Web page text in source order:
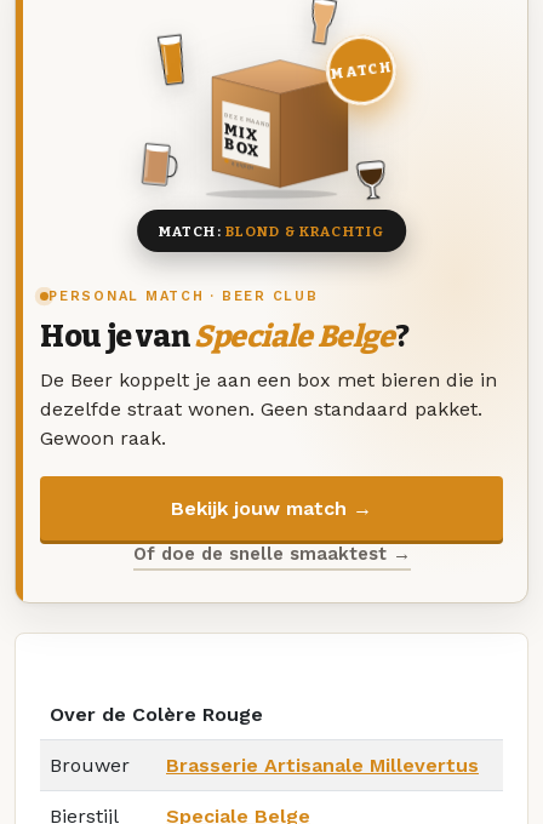
PERSONAL MATCH · BEER CLUB
Hou je vanSpeciale Belge?
De Beer koppelt je aan een box met bieren die in
dezelfde straat wonen. Geen standaard pakket.
Gewoon raak.
Bekijk jouw match →
Of doe de snelle smaaktest →
DEZE MAAND
MIX
BOX
8 BIEREN
MATCH
MATCH: BLOND & KRACHTIG
Over de Colère Rouge
Brouwer Brasserie Artisanale Millevertus
Bierstijl Speciale Belge